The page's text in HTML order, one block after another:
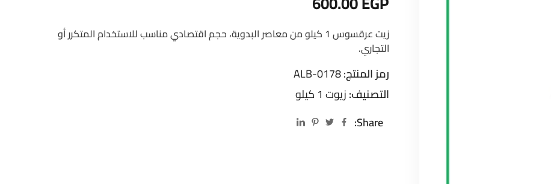
زيت عرقسوس 1 كيلو من معاصر البدوية، حجم اقتصادي مناسب للاستخدام المتكرر أو
التجاري.
رمز المنتج:ALB-0178
التصنيف:زيوت 1 كيلو
Share: